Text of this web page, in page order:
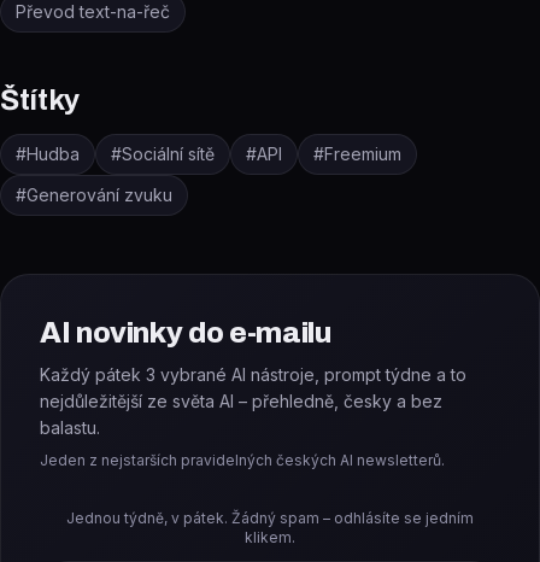
Převod text-na-řeč
Štítky
#Hudba #Sociální sítě #API #Freemium
#Generování zvuku
AI novinky do e-mailu
Každý pátek 3 vybrané AI nástroje, prompt týdne a to
nejdůležitější ze světa AI – přehledně, česky a bez
balastu.
Jeden z nejstarších pravidelných českých AI newsletterů.
Jednou týdně, v pátek. Žádný spam – odhlásíte se jedním
klikem.